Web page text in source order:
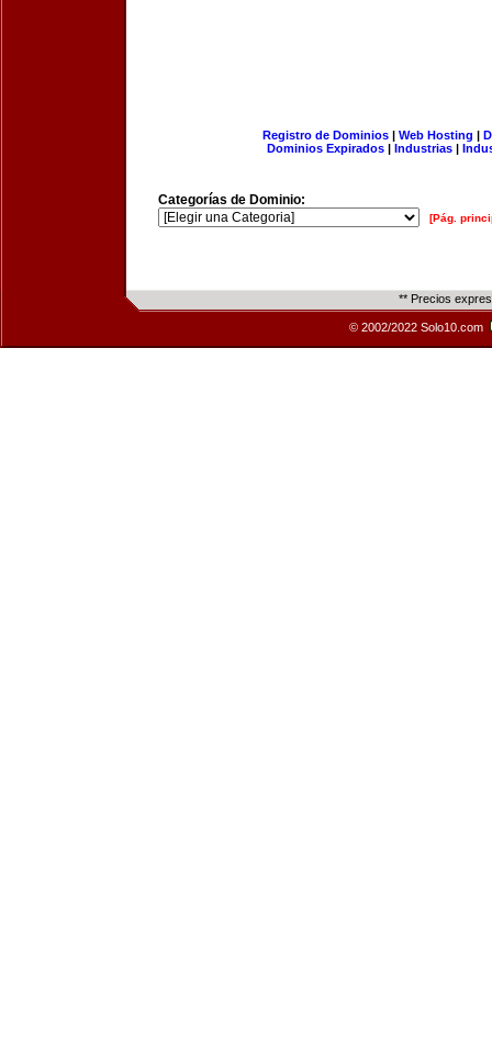
Registro de Dominios| Web Hosting |
Dominios Expirados | Industrias |
Categorías de Dominio:
[Pág.
** Precios
© 2002/2022 Solo10.com